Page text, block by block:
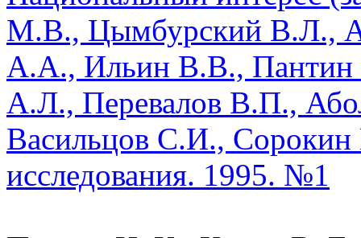
М.В., Цымбурский В.Л.,
А.А., Ильин В.В., Пантин
А.Л., Перевалов В.П.,
Васильцов С.И.,
исследования. 1995. №1